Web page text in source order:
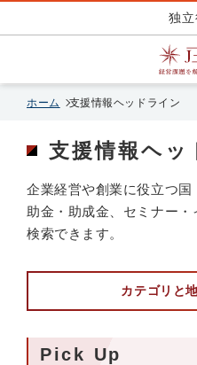
独
ホーム 支援情報ヘッドライン
支援情報ヘッ
企業経営や創業に役立つ
助金・助成金、セミナー
検索できます。
カテゴリと
Pick Up